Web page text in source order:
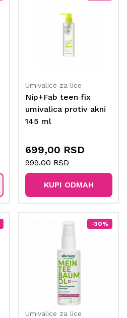
Umivalice za lice
Nip+Fab teen fix
umivalica protiv akni
145 ml
699,00 RSD
999,00 RSD
KUPI ODMAH
-30%
Umivalice za lice